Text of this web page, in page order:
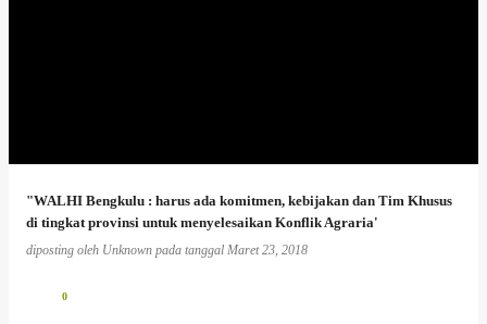
"WALHI Bengkulu : harus ada komitmen, kebijakan dan Tim Khusus
di tingkat provinsi untuk menyelesaikan Konflik Agraria'
diposting oleh Unknown pada tanggal Maret 23, 2018
0